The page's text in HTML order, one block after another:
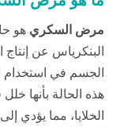
مرض السكري هو
البنكرياس عن
الجسم في استخدام
هذه الحالة بأنها
الخلايا، مما يؤدي